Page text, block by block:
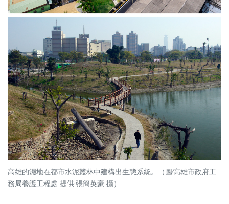
高雄的濕地在都市水泥叢林中建構出生態系統。（圖∕高雄市政府工
務局養護工程處 提供‧張簡英豪 攝）